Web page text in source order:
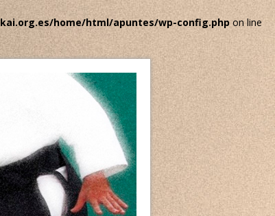
home/html/apuntes/wp-config.php on line